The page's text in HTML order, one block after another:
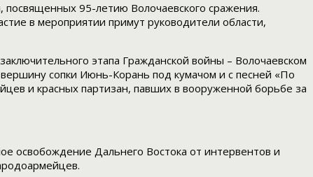
95-летию Волочаевского сражения.
в мероприятии примут руководители области,
этапа Гражданской войны – Волочаевском
сопки Июнь-Корань под кумачом и с песней «По
и красных партизан, павших в вооруженной борьбе за
освобождение Дальнего Востока от интервентов и